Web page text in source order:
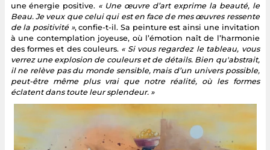
une énergie positive. « Une œuvre d’art exprime la beauté, le
Beau. Je veux que celui qui est en face de mes œuvres ressente
de la positivité », confie-t-il. Sa peinture est ainsi une invitation
à une contemplation joyeuse, où l’émotion naît de l’harmonie
des formes et des couleurs. « Si vous regardez le tableau, vous
verrez une explosion de couleurs et de détails. Bien qu'abstrait,
il ne relève pas du monde sensible, mais d’un univers possible,
peut-être même plus vrai que notre réalité, où les formes
éclatent dans toute leur splendeur. »